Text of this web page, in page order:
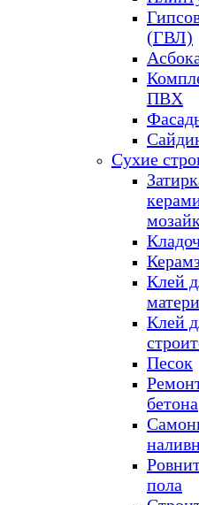
(ГВЛ)
ПВХ
Сухие
Клей
Клей
Песок
бетона
пола